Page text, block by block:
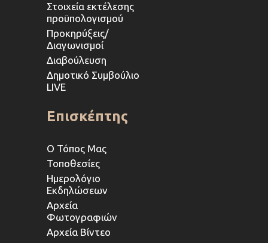
Στοιχεία εκτέλεσης
προϋπολογισμού
Προκηρύξεις/
Διαγωνισμοί
Διαβούλευση
Δημοτικό Συμβούλιο
LIVE
Επισκέπτης
Ο Τόπος Μας
Τοποθεσίες
Ημερολόγιο
Εκδηλώσεων
Αρχεία
Φωτογραφιών
Αρχεία Βίντεο